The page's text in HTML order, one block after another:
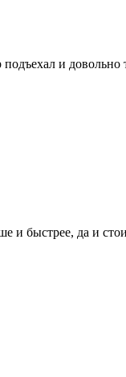
и довольно
быстрее, да и